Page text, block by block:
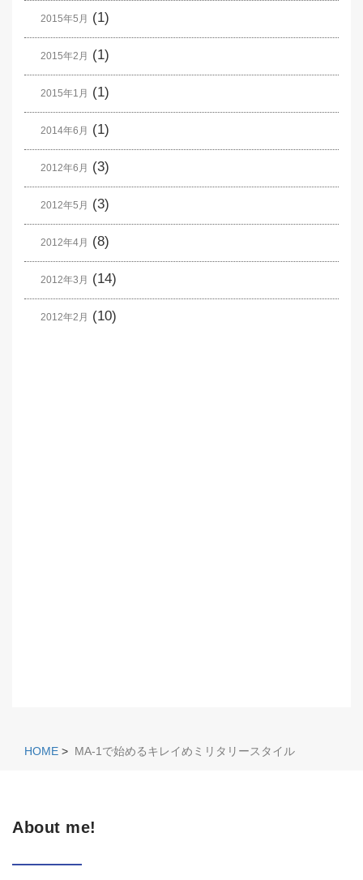
2015年5月 (1)
2015年2月 (1)
2015年1月 (1)
2014年6月 (1)
2012年6月 (3)
2012年5月 (3)
2012年4月 (8)
2012年3月 (14)
2012年2月 (10)
HOME > MA-1で始めるキレイめミリタリースタイル
About me!